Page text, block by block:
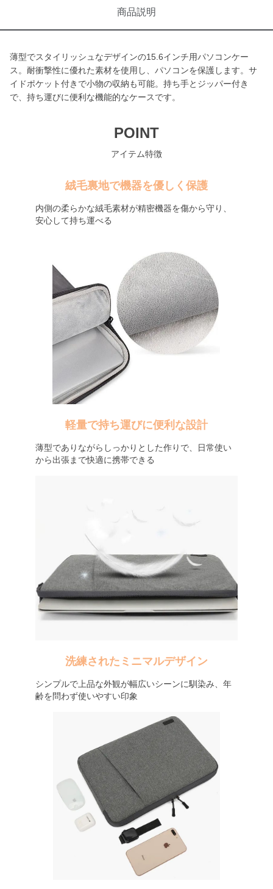
商品説明
薄型でスタイリッシュなデザインの15.6インチ用パソコンケー
ス。耐衝撃性に優れた素材を使用し、パソコンを保護します。サ
イドポケット付きで小物の収納も可能。持ち手とジッパー付き
で、持ち運びに便利な機能的なケースです。
POINT
アイテム特徴
絨毛裏地で機器を優しく保護
内側の柔らかな絨毛素材が精密機器を傷から守り、
安心して持ち運べる
軽量で持ち運びに便利な設計
薄型でありながらしっかりとした作りで、日常使い
から出張まで快適に携帯できる
洗練されたミニマルデザイン
シンプルで上品な外観が幅広いシーンに馴染み、年
齢を問わず使いやすい印象